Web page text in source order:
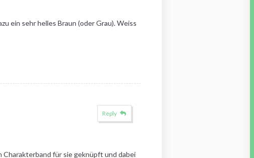
ein sehr helles Braun (oder Grau). Weiss
Charakterband für sie geknüpft und dabei
Reply